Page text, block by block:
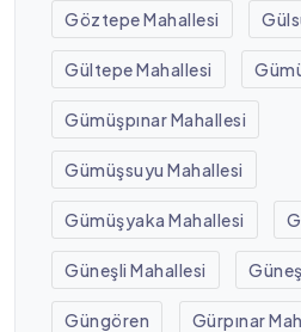
Göztepe Mahallesi
Gültepe Mahallesi
Gümüşpınar Mahallesi
Gümüşsuyu Mahallesi
Gümüşyaka Mahallesi
Güneşli Mahallesi
Güngören Gürpınar